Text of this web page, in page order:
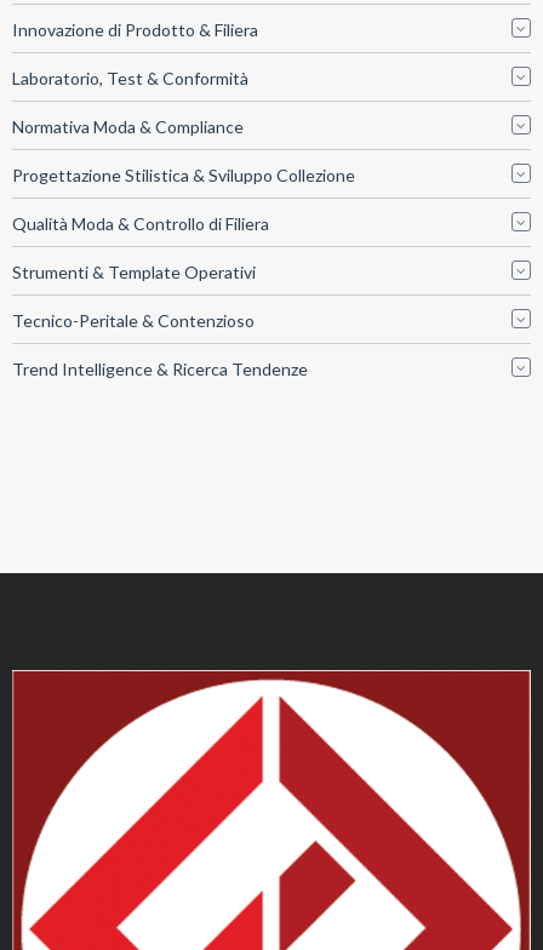
Innovazione di Prodotto & Filiera
Laboratorio, Test & Conformità
Normativa Moda & Compliance
Progettazione Stilistica & Sviluppo Collezione
Qualità Moda & Controllo di Filiera
Strumenti & Template Operativi
Tecnico-Peritale & Contenzioso
Trend Intelligence & Ricerca Tendenze